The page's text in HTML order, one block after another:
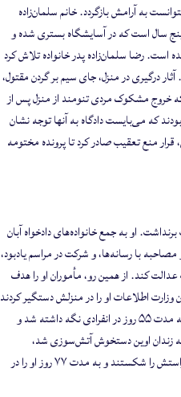
به آرامش بازگردد. خانم سلمان‌زاده
پنج سال است که در آسایشگاه بستری شده و
است. رضا سلمان‌زاده پدر خانواده تلاش کرد
درگیری در منزل، جای سیم بر گردن مقتول،
خروج مشکوک مردی تنومند از منزل پس از
که می‌بایست دادگاه به آنها توجه نشان
منع تعقیب صادر کرد تا پرونده مختومه
او به جمع خانواده‌های دادخواه آبان
با رسانه‌ها، و شرکت در مراسم یادبود،
کند. از همین رو، مأموران او را هدف
دادند. در اردیبهشت ۱۴۰۱ مأموران وزارت اطلاعات او را در منزلش دستگیر کردند
و به زندان اوین بردند. رضا سلمان‌زاده نخست به مدت ۵۵ روز در انفرادی نگه داشته شد و
روزی که زندان اوین دستخوش آتش‌سوزی شد،
مأموران او را مورد ضرب شتم قرارداده و دست راستش را شکستند و به مدت ۷۷ روز او را در